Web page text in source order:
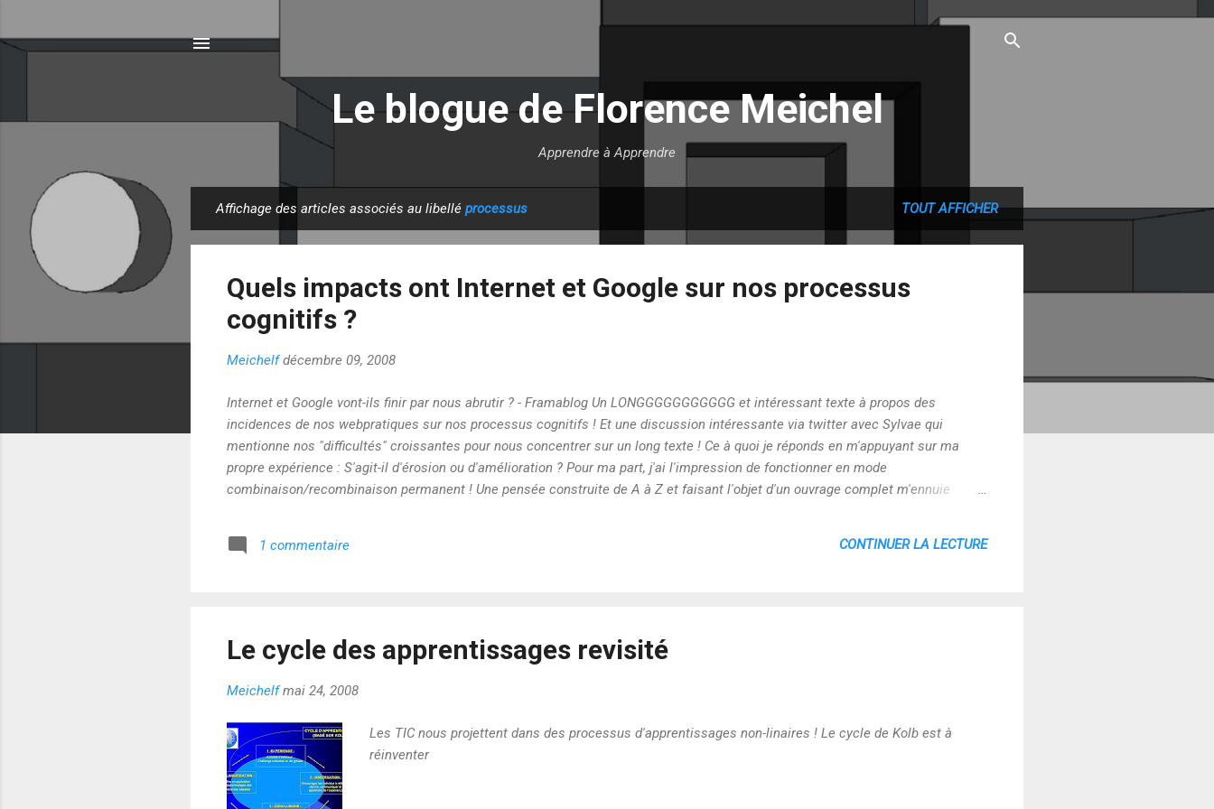
Accéder au contenu principal
Le blogue de Florence Meichel
Apprendre à Apprendre
r
Affichage des articles associés au libellé processus TOUT AFFICHER
Quels impacts ont Internet et Google sur nos processus
cognitifs ?
Meichelf décembre 09, 2008
Internet et Google vont-ils finir par nous abrutir ? - Framablog Un LONGGGGGGGGGGG et intéressant texte à propos des
incidences de nos webpratiques sur nos processus cognitifs ! Et une discussion intéressante via twitter avec Sylvae qui
mentionne nos "difficultés" croissantes pour nous concentrer sur un long texte ! Ce à quoi je réponds en m'appuyant sur ma
propre expérience : S'agit-il d'érosion ou d'amélioration ? Pour ma part, j'ai l'impression de fonctionner en mode
combinaison/recombinaison permanent ! Une pensée construite de A à Z et faisant l'objet d'un ouvrage complet m'ennuie
pertinence des mises en résonance...du moins c'est comm...
1 commentaire CONTINUER LA LECTURE
Le cycle des apprentissages revisité
Meichelf mai 24, 2008
Les TIC nous projettent dans des processus d'apprentissages non-linaires ! Le cycle de Kolb est à
réinventer